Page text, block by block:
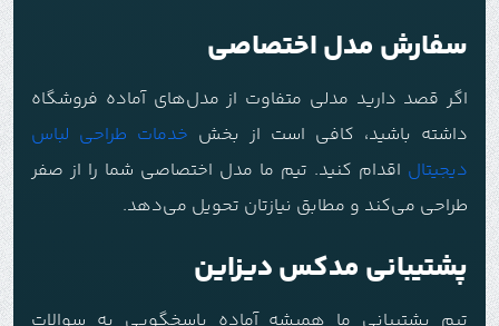
سفارش مدل اختصاصی
اگر قصد دارید مدلی متفاوت از مدل‌های آماده فروشگاه
داشته باشید، کافی است از بخش خدمات طراحی لباس
دیجیتال اقدام کنید. تیم ما مدل اختصاصی شما را از صفر
طراحی می‌کند و مطابق نیازتان تحویل می‌دهد.
پشتیبانی مدکس دیزاین